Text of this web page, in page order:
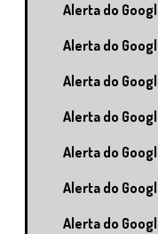
Alerta do
Alerta do
Alerta do
Alerta do
Alerta do
Alerta do
Alerta do